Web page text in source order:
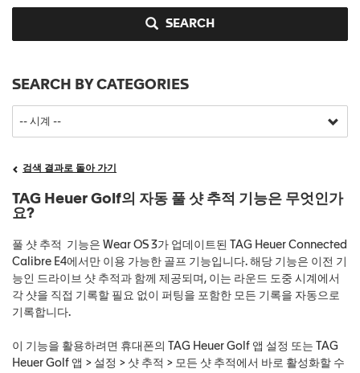
SEARCH
SEARCH BY CATEGORIES
검색 결과로 돌아 가기
TAG Heuer Golf의 자동 풀 샷 추적 기능은 무엇인가
요?
풀 샷 추적 기능은 Wear OS 3가 업데이트된 TAG Heuer Connected
Calibre E4에서만 이용 가능한 골프 기능입니다. 해당 기능은 이전 기
능인 드라이브 샷 추적과 함께 제공되며, 이는 라운드 도중 시계에서
각 샷을 직접 기록할 필요 없이 퍼팅을 포함한 모든 기록을 자동으로
기록합니다.
이 기능을 활용하려면 휴대폰의 TAG Heuer Golf 앱 설정 또는 TAG
Heuer Golf 앱 > 설정 > 샷 추적 > 모든 샷 추적에서 바로 활성화할 수